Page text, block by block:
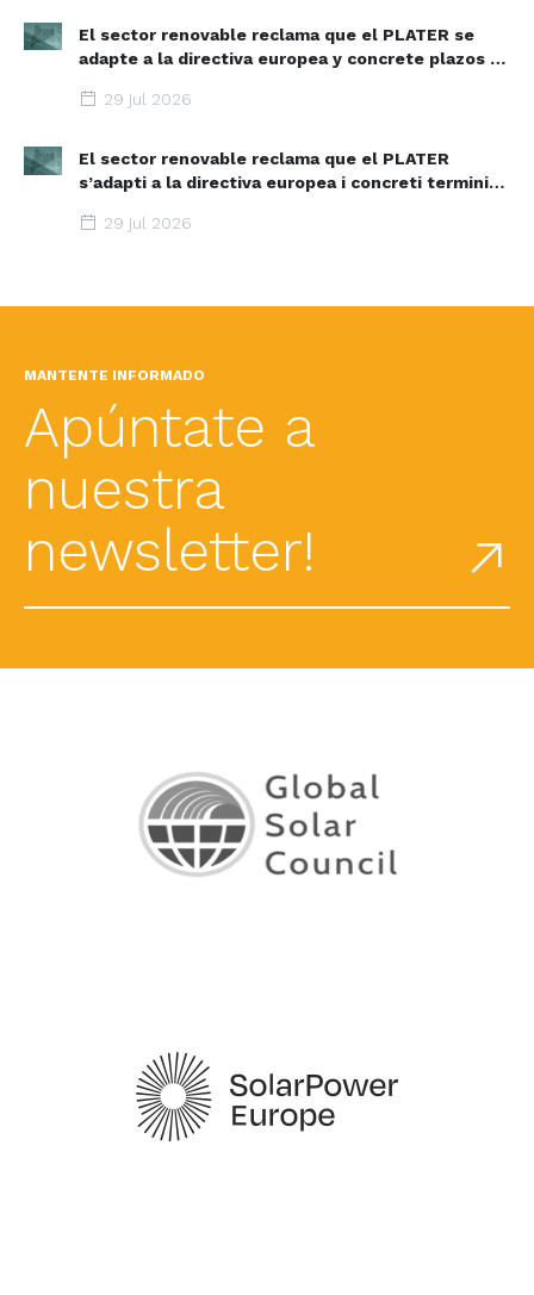
El sector renovable reclama que el PLATER se
adapte a la directiva europea y concrete plazos y
29 jul 2026
El sector renovable reclama que el PLATER
s’adapti a la directiva europea i concreti terminis i
29 jul 2026
MANTENTE INFORMADO
Apúntate a
nuestra
newsletter!